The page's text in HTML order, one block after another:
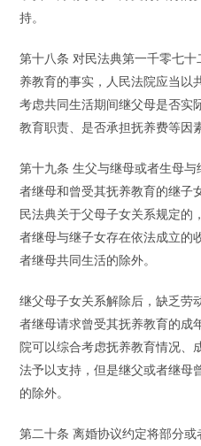
持。
第十八条 对民法典第一千零七
养教育的事实，人民法院应当以
考虑共同生活期间继父母是否实
教育职责、是否承担抚养费等因
第十九条 生父与继母或者生母
者继母和曾受其抚养教育的继子
民法典关于父母子女关系规定的
者继母与继子女存在依法成立的
者继母共同生活的除外。
继父母子女关系解除后，缺乏劳
者继母请求曾受其抚养教育的成
院可以综合考虑抚养教育情况、
法予以支持，但是继父或者继母
的除外。
第二十条 离婚协议约定将部分或